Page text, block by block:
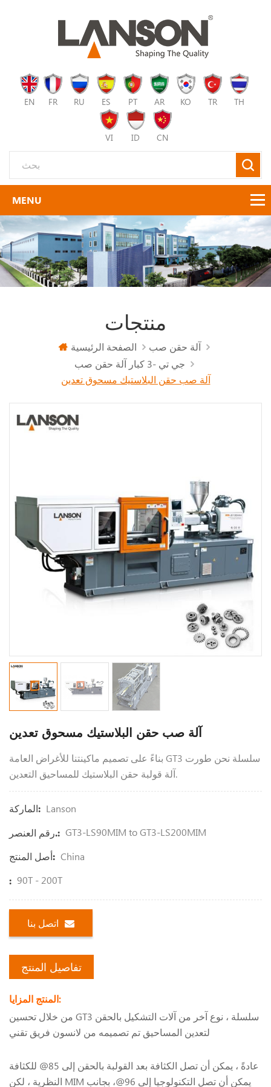
EN FR RU ES PT AR KO TR TH
VI ID CN
منتجات
الصفحة الرئيسية
آلة حقن صب
جي تي -3 كبار آلة حقن صب
آلة صب حقن البلاستيك مسحوق تعدين
آلة صب حقن البلاستيك مسحوق تعدين
بناءً على تصميم ماكينتنا للأغراض العامة GT3 سلسلة نحن طورت
آلة قولبة حقن البلاستيك للمساحيق التعدين.
الماركة: Lanson
رقم العنصر.: GT3-LS90MIM to GT3-LS200MIM
أصل المنتج: China
: 90T - 200T
اتصل بنا
تفاصيل المنتج
المنتج المزايا:
من خلال تحسين GT3 سلسلة ، نوع آخر من آلات التشكيل بالحقن
لتعدين المساحيق تم تصميمه من لانسون فريق تقني
عادةً ، يمكن أن تصل الكثافة بعد القولبة بالحقن إلى 85@ للكثافة
النظرية ، لكن MIM يمكن أن تصل التكنولوجيا إلى 96@، بجانب